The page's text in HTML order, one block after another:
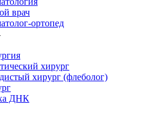
врач
ортопед
хирург
хирург (флеболог)
ДНК